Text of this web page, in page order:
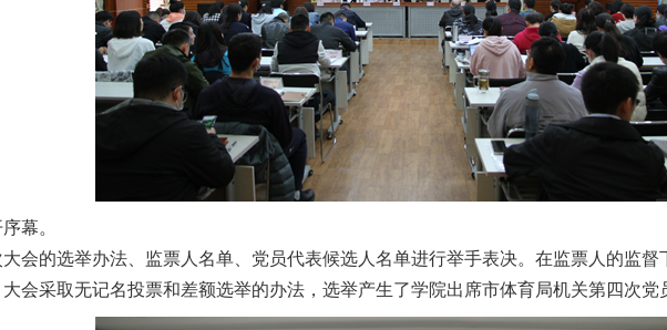
幕。
会的选举办法、监票人名单、党员代表候选人名单进行举手表决。在监票人的监
会采取无记名投票和差额选举的办法，选举产生了学院出席市体育局机关第四次党